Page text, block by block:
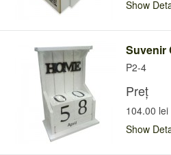
Show
Suvenir
P2-4
Preț
104.00 lei
Show